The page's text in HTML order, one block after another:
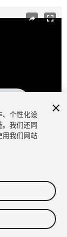
个性化设
。我们还同
用我们网站